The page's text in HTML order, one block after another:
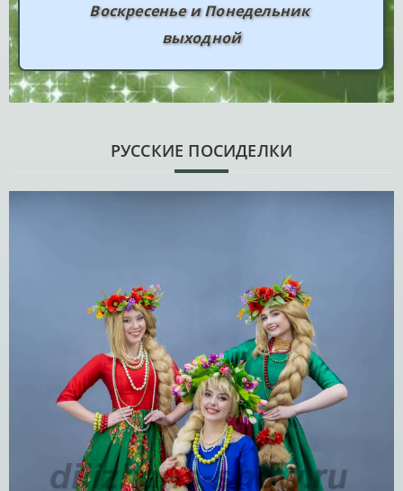
Воскресенье и Понедельник
выходной
РУССКИЕ ПОСИДЕЛКИ